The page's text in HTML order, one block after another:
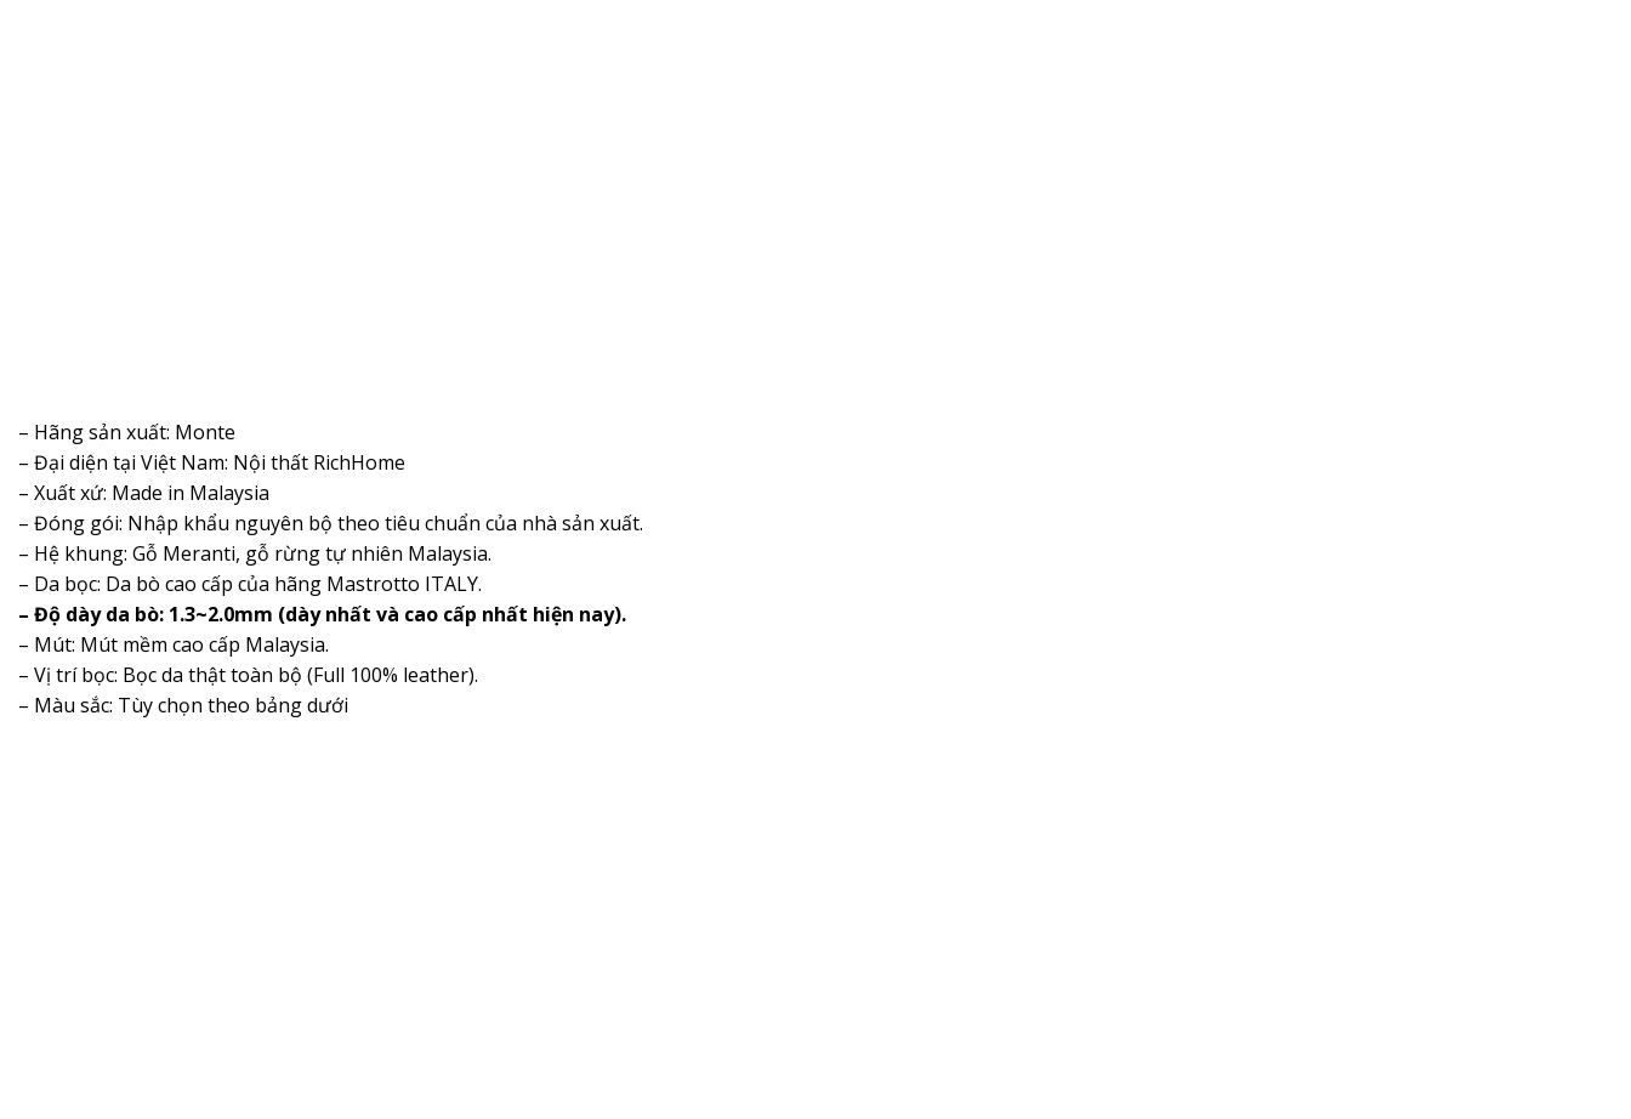
– Hãng sản xuất: Monte
– Đại diện tại Việt Nam: Nội thất RichHome
– Xuất xứ: Made in Malaysia
– Đóng gói: Nhập khẩu nguyên bộ theo tiêu chuẩn của nhà sản xuất.
– Hệ khung: Gỗ Meranti, gỗ rừng tự nhiên Malaysia.
– Da bọc: Da bò cao cấp của hãng Mastrotto ITALY.
– Độ dày da bò: 1.3~2.0mm (dày nhất và cao cấp nhất hiện nay).
– Mút: Mút mềm cao cấp Malaysia.
– Vị trí bọc: Bọc da thật toàn bộ (Full 100% leather).
– Màu sắc: Tùy chọn theo bảng dưới